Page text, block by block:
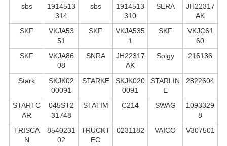
sbs
1914513
314
sbs
1914513
310
SERA
JH22317
AK
SKF
VKJA53
51
SKF
VKJA535
1
SKF
VKJC61
60
SKF
VKJA86
08
SNRA
JH22317
AK
Solgy 216136
Stark
SKJK02
00091
STARKE
SKJK020
0091
STARLIN
E
2822604
STARTC
AR
045ST2
31748
STATIM C214 SWAG
1093329
8
TRISCA
N
8540231
02
TRUCKT
EC
0231182 VAICO V307501